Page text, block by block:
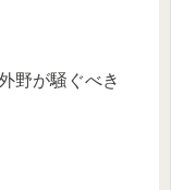
野が騒ぐべき